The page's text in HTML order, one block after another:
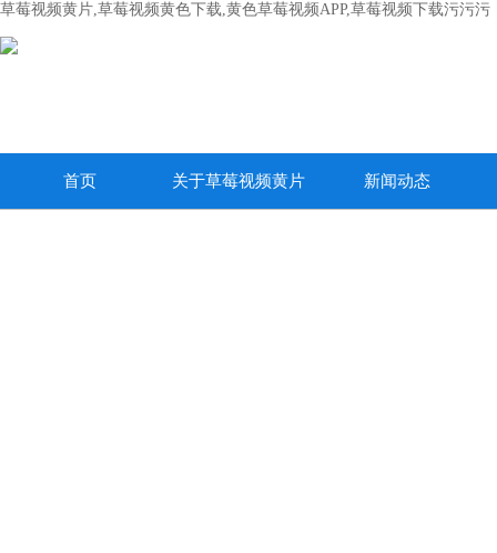
草莓视频黄片,草莓视频黄色下载,黄色草莓视频APP,草莓视频下载污污污
首页 关于草莓视频黄片 新闻动态